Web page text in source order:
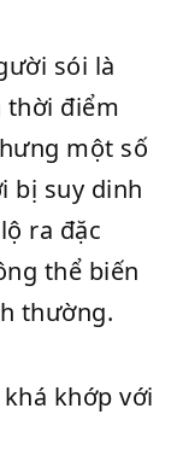
sói là
thời điểm
một số
bị suy dinh
ra đặc
thể biến
thường.
khớp với